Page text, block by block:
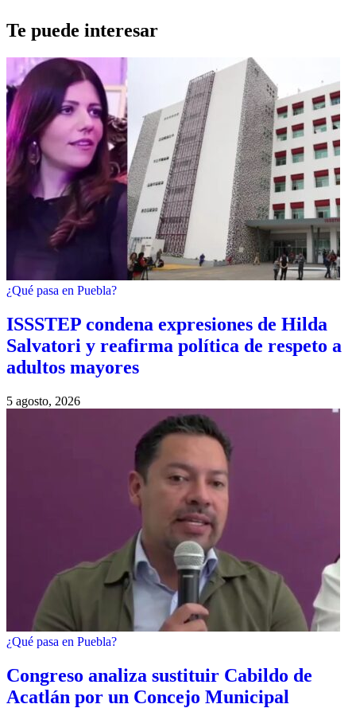
Te puede interesar
¿Qué pasa en Puebla?
ISSSTEP condena expresiones de Hilda
Salvatori y reafirma política de respeto a
adultos mayores
5 agosto, 2026
¿Qué pasa en Puebla?
Congreso analiza sustituir Cabildo de
Acatlán por un Concejo Municipal